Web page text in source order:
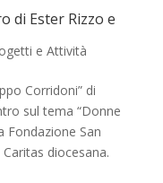
di Ester Rizzo e
e Attività
Corridoni” di
sul tema “Donne
Fondazione San
diocesana.